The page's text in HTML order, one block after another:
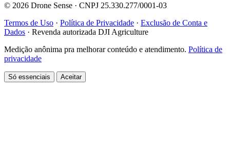
© 2026 Drone Sense · CNPJ 25.330.277/0001-03
Termos de Uso · Política de Privacidade · Exclusão de Conta e
Dados · Revenda autorizada DJI Agriculture
Medição anônima pra melhorar conteúdo e atendimento. Política de
privacidade
Só essenciais Aceitar